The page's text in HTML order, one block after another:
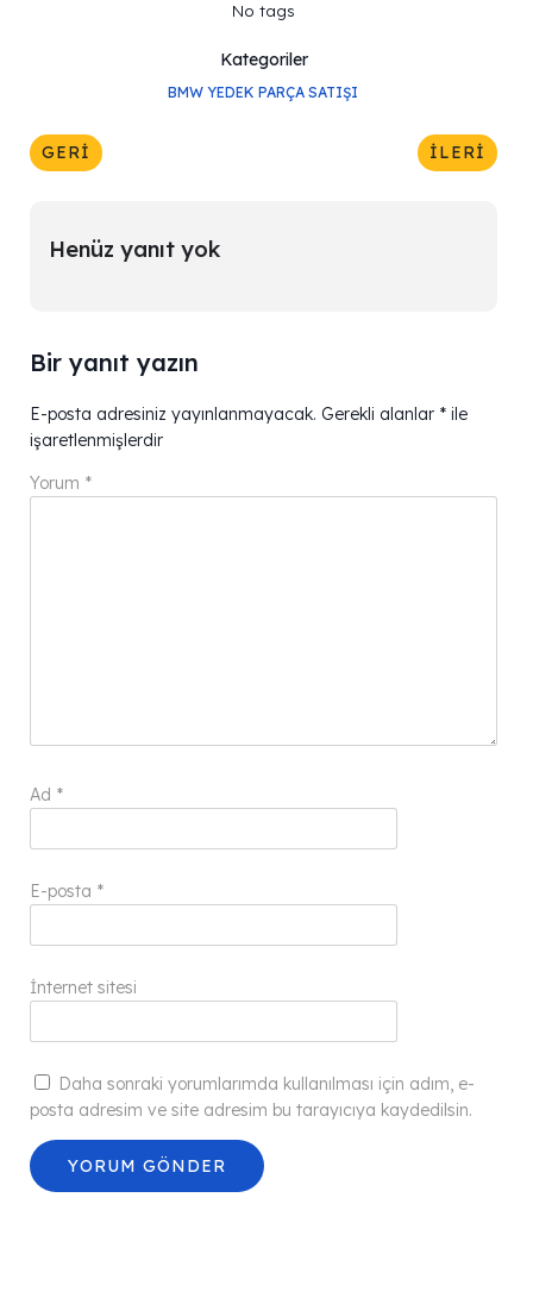
No tags
Kategoriler
BMW YEDEK PARÇA SATIŞI
GERI İLERI
Henüz yanıt yok
Bir yanıt yazın
E-posta adresiniz yayınlanmayacak. Gerekli alanlar * ile
işaretlenmişlerdir
Yorum *
Ad *
E-posta *
İnternet sitesi
Daha sonraki yorumlarımda kullanılması için adım, e-
posta adresim ve site adresim bu tarayıcıya kaydedilsin.